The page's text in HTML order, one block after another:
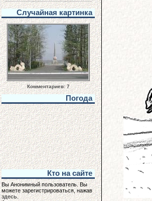
Случайная картинка
Комментариев: 7
Погода
Кто на сайте
Вы Анонимный пользователь. Вы
можете зарегистрироваться, нажав
здесь.